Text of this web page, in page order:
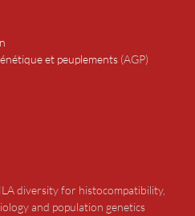
et peuplements (AGP)
diversity for histocompatibility,
and population genetics